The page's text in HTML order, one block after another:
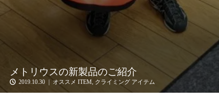
メトリウスの新製品のご紹介
2019.10.30 オススメ ITEM, クライミング アイテム